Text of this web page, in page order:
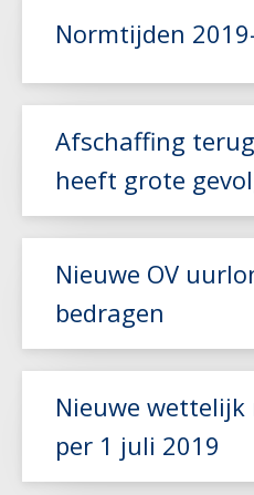
Normtijden
Lees meer
Afschaffing
heeft grote
Lees meer
Nieuwe OV
bedragen
Lees meer
Nieuwe
per 1 juli 2019